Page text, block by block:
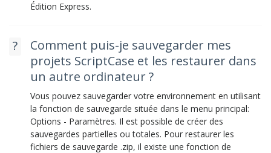
Édition Express.
Comment puis-je sauvegarder mes
projets ScriptCase et les restaurer dans
un autre ordinateur ?
Vous pouvez sauvegarder votre environnement en utilisant
la fonction de sauvegarde située dans le menu principal:
Options - Paramètres. Il est possible de créer des
sauvegardes partielles ou totales. Pour restaurer les
fichiers de sauvegarde .zip, il existe une fonction de